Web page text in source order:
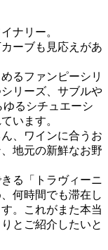
ナリー。
ーブも見応えがあ
るファンピーシリ
リーズ、サブルや
るシチュエーシ
います。
、ワインに合うお
地元の新鮮なお野
る「トラヴィーニ
何時間でも滞在し
。これがまた本当
とご紹介したいと